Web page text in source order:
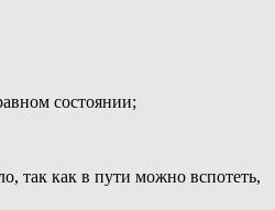
состоянии;
так как в пути можно вспотеть,